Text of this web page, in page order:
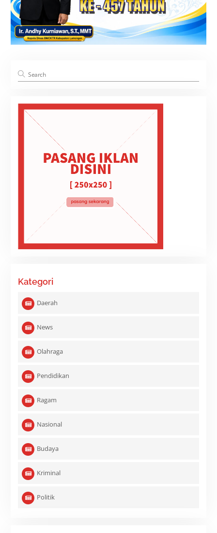
Kategori
Daerah
News
Olahraga
Pendidikan
Ragam
Nasional
Budaya
Kriminal
Politik